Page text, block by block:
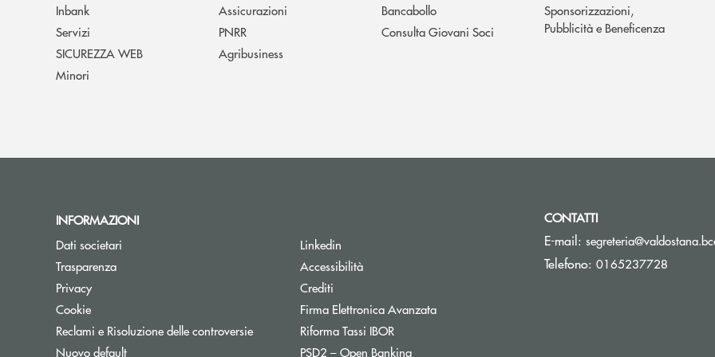
Inbank
Servizi
SICUREZZA WEB
Minori
Assicurazioni
PNRR
Agribusiness
Bancabollo
Consulta Giovani Soci
Sponsorizzazioni,
Pubblicità e Beneficenza
INFORMAZIONI
Dati societari
Trasparenza
Privacy
Cookie
Reclami e Risoluzione delle controversie
Nuovo default
Linkedin
Accessibilità
Crediti
Firma Elettronica Avanzata
Riforma Tassi IBOR
PSD2 – Open Banking
CONTATTI
E-mail:
Telefono: 0165237728